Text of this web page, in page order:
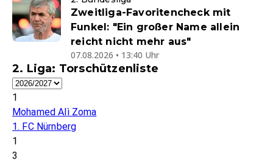
Zweitliga-Favoritencheck mit
Funkel: "Ein großer Name allein
reicht nicht mehr aus"
07.08.2026 • 13:40 Uhr
2. Liga: Torschützenliste
1
Mohamed Alì Zoma
1. FC Nürnberg
1
3